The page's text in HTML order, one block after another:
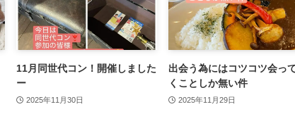
11月同世代コン！開催しました
ー
2025年11月30日
出会う為にはコツコツ会っ
くことしか無い件
2025年11月29日